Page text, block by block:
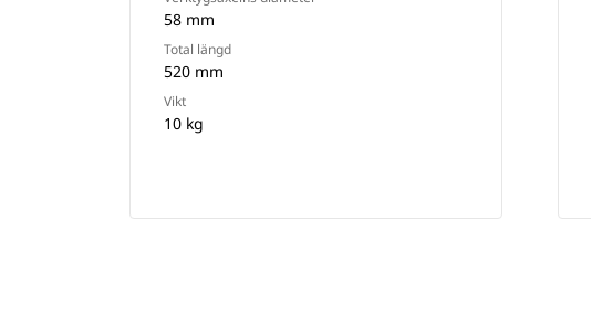
58 mm
Total längd
520 mm
Vikt
10 kg